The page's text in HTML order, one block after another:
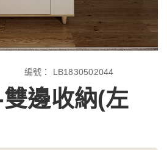
編號： LB1830502044
邊收納(左